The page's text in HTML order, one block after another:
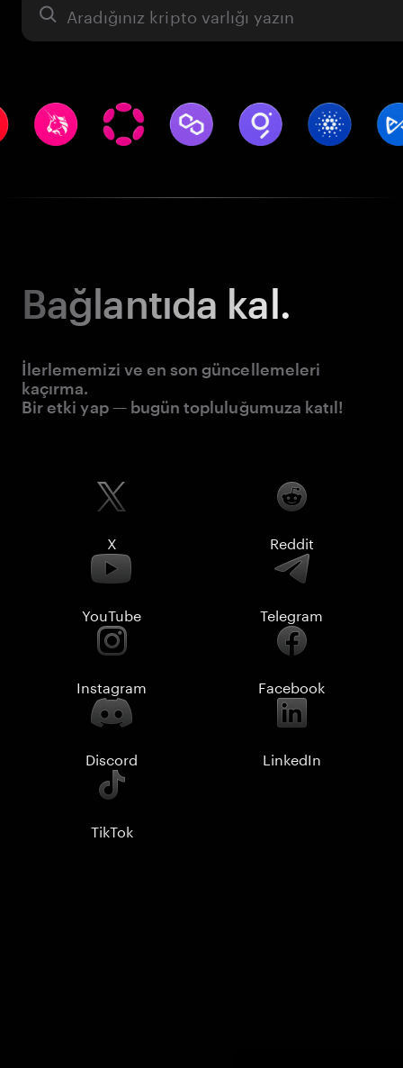
Varlık
Bağlantıda kal.
İlerlememizi ve en son güncellemeleri
kaçırma.
Bir etki yap — bugün topluluğumuza katıl!
X Reddit
YouTube Telegram
Instagram Facebook
Discord LinkedIn
TikTok